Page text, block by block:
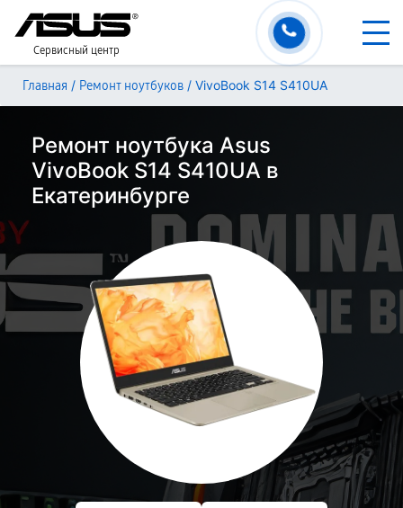
Сервисный центр
Главная / Ремонт ноутбуков / VivoBook S14 S410UA
Ремонт ноутбука Asus
VivoBook S14 S410UA в
Екатеринбурге